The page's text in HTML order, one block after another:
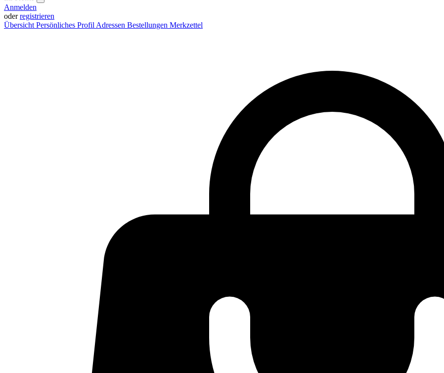
Anmelden
oderregistrieren
Übersicht Persönliches Profil Adressen Bestellungen Merkzettel